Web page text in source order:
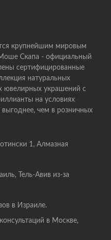
крупнейшим мировым
Скапа - официальный
сертифицированные
натуральных
ювелирных украшений с
на условиях
чем в розничных
1, Алмазная
Тель-Авив из-за
в Израиле.
в Москве,